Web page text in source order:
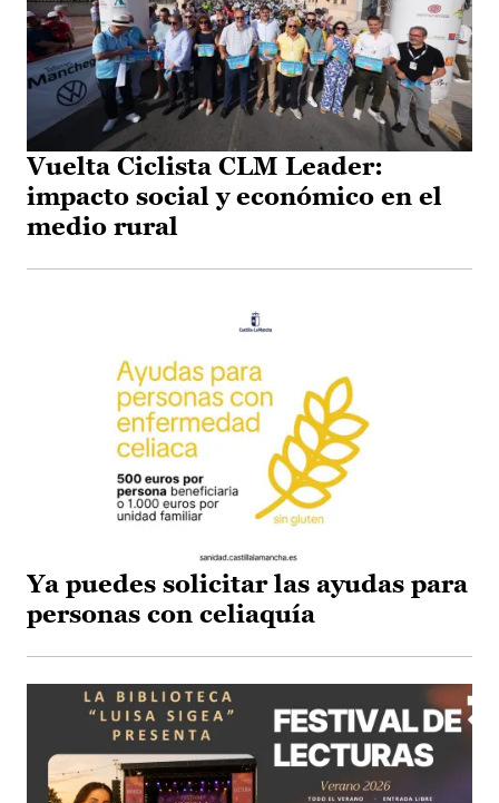
Vuelta Ciclista CLM Leader:
impacto social y económico en el
medio rural
Ya puedes solicitar las ayudas para
personas con celiaquía